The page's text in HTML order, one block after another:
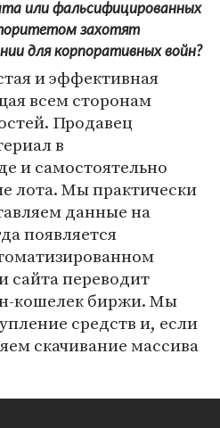
или фальсифицированных
захотят
для корпоративных войн?
и эффективная
всем сторонам
Продавец
в
и самостоятельно
лота. Мы практически
данные на
появляется
переводит
кошелек биржи. Мы
средств и, если
скачивание массива